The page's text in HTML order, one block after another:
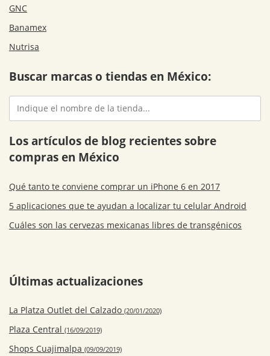
GNC
Banamex
Nutrisa
Buscar marcas o tiendas en México:
Los artículos de blog recientes sobre
compras en México
Qué tanto te conviene comprar un iPhone 6 en 2017
5 aplicaciones que te ayudan a localizar tu celular Android
Cuáles son las cervezas mexicanas libres de transgénicos
Últimas actualizaciones
La Platza Outlet del Calzado (20/01/2020)
Plaza Central (16/09/2019)
Shops Cuajimalpa (09/09/2019)